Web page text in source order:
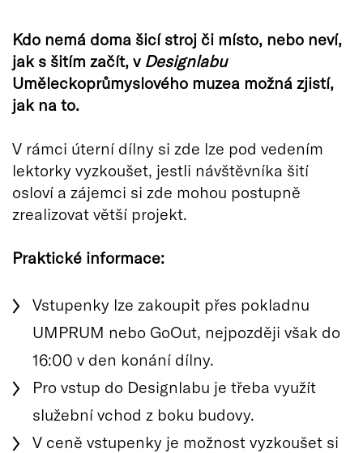
Kdo nemá doma šicí stroj či místo, nebo neví,
jak s šitím začít, v Designlabu
Uměleckoprůmyslového muzea možná zjistí,
jak na to.
V rámci úterní dílny si zde lze pod vedením
lektorky vyzkoušet, jestli návštěvníka šití
osloví a zájemci si zde mohou postupně
zrealizovat větší projekt.
Praktické informace:
Vstupenky lze zakoupit přes pokladnu
UMPRUM nebo GoOut, nejpozději však do
16:00 v den konání dílny.
Pro vstup do Designlabu je třeba využít
služební vchod z boku budovy.
V ceně vstupenky je možnost vyzkoušet si